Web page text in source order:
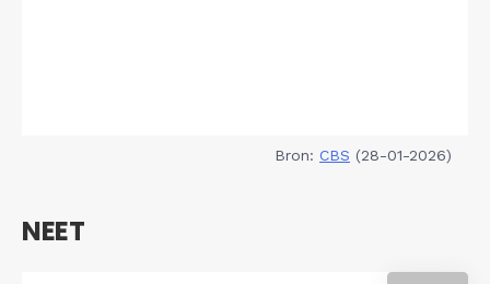
Bron: CBS (28-01-2026)
NEET